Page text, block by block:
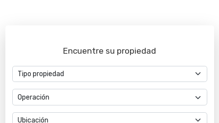
Encuentre su propiedad